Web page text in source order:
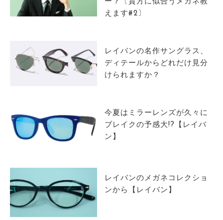
ー？〔貴方に似合うメガネ教
えます#2〕
レイバンの名作サングラス、
ディテールからどれだけ見分
けられますか？
今夏はミラーレンズが久々に
ブレイクの予感大!?【レイバ
ン】
レイバンのメガネコレクショ
ンから【レイバン】